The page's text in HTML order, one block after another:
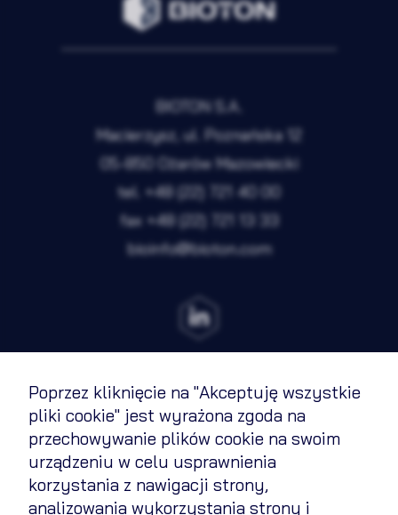
Poprzez kliknięcie na "Akceptuję wszystkie
pliki cookie" jest wyrażona zgoda na
przechowywanie plików cookie na swoim
urządzeniu w celu usprawnienia
korzystania z nawigacji strony,
analizowania wykorzystania strony i
Marketing Nieaktywne
BIOTON S.A.
Macierzysz, ul. Poznańska 12
05-850 Ożarów Mazowiecki
tel. +48 (22) 721 40 00
fax +48 (22) 721 13 33
bioinfo@bioton.com
Terms of Use
Cookies Policy
Privacy policy